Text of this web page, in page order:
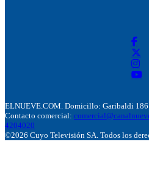
ELNUEVE.COM. Domicillo: Garibaldi
Contacto comercial:
4204020
©2026 Cuyo Televisión SA. Todos los